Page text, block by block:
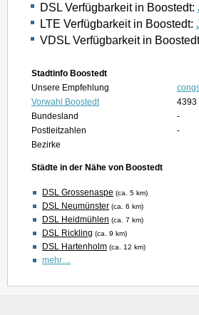
DSL Verfügbarkeit in Boostedt:
LTE Verfügbarkeit in Boostedt:
VDSL Verfügbarkeit in
Stadtinfo Boostedt
Unsere Empfehlung
Vorwahl Boostedt
4393
Bundesland
-
Postleitzahlen
-
Bezirke
Städte in der Nähe von Boostedt
DSL Grossenaspe (ca. 5 km)
DSL Neumünster (ca. 6 km)
DSL Heidmühlen (ca. 7 km)
DSL Rickling (ca. 9 km)
DSL Hartenholm (ca. 12 km)
mehr…